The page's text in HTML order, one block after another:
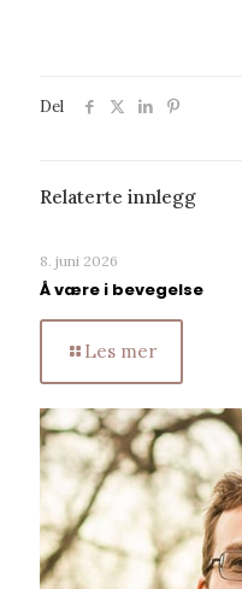
Del
Relaterte innlegg
8. juni 2026
Å være i bevegelse
Les mer